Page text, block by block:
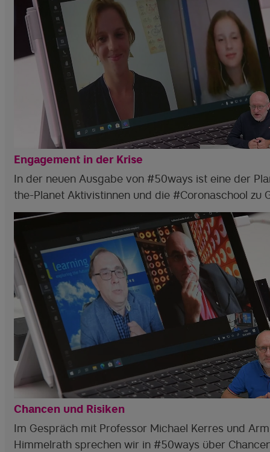
Engagement in der Krise
In der neuen Ausgabe von #50ways ist eine der
the-Planet Aktivistinnen und die #Coronaschool zu
Chancen und Risiken
Im Gespräch mit Professor Michael Kerres und
Himmelrath sprechen wir in #50ways über